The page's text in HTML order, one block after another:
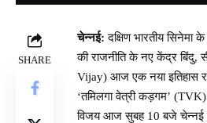
SHARE
चेन्नई: दक्षिण भारतीय सिनेमा
की राजनीति के नए केंद्र बिंदु,
Vijay) आज एक नया इतिहास
‘तमिलगा वेत्री कड़गम’
विजय आज सुबह 10 बजे चेन्नई